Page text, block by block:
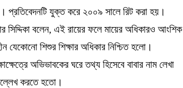
প্রতিবেদনটি যুক্ত করে ২০০৯ সালে রিট করা হয়।
বলেন, এই রায়ের ফলে মায়ের অধিকারও আংশিক
যেকোনো শিশুর শিক্ষার অধিকার নিশ্চিত হলো।
অভিভাবকের ঘরে তথ্য হিসেবে বাবার নাম লেখা
করতে হতো।